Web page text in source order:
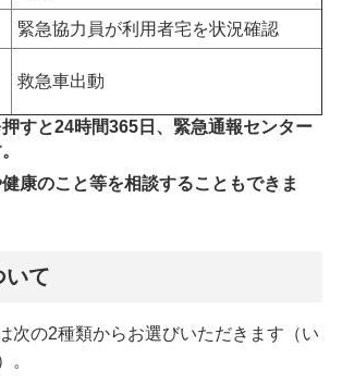
緊急協力員が利用者宅を状況確認
救急車出動
すと24時間365日、緊急通報センター
康のこと等を相談することもできま
いて
次の2種類からお選びいただきます（い
。